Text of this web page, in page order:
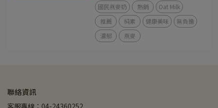
國民燕麥奶
熱銷
Oat Milk
推薦
純素 健康美味
無負擔
濃郁
燕麥
聯絡資訊
客服專線：04-24360252